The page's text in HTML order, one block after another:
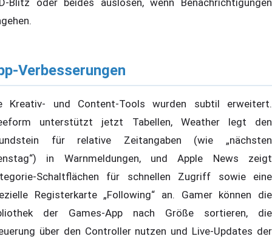
Blitz oder beides auslösen, wenn Benachrichtigungen
Verbesserungen
Kreativ- und Content-Tools wurden subtil erweitert.
unterstützt jetzt Tabellen, Weather legt den
für relative Zeitangaben (wie „nächsten
in Warnmeldungen, und Apple News zeigt
Schaltflächen für schnellen Zugriff sowie eine
Registerkarte „Following“ an. Gamer können die
der Games-App nach Größe sortieren, die
über den Controller nutzen und Live-Updates der